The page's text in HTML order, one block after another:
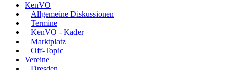
KenVO
Allgemeine Diskussionen
Termine
KenVO - Kader
Marktplatz
Off-Topic
Vereine